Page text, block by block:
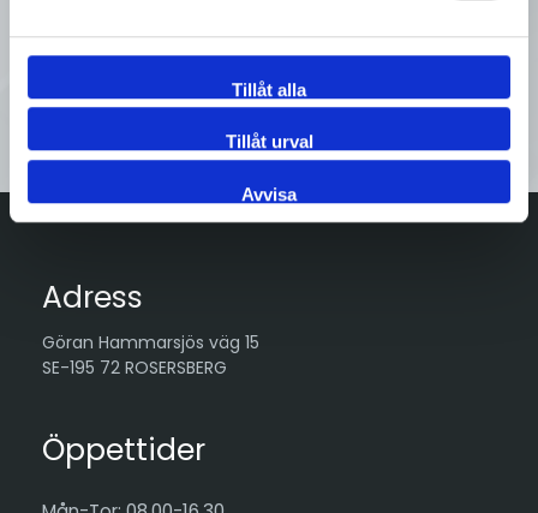
Tillåt alla
Tillåt urval
Avvisa
Sveflow, du är alltid välkommen!
Adress
Göran Hammarsjös väg 15
SE-195 72 ROSERSBERG
Öppettider